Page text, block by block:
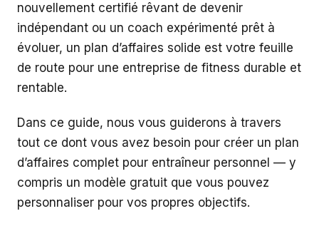
nouvellement certifié rêvant de devenir
indépendant ou un coach expérimenté prêt à
évoluer, un plan d’affaires solide est votre feuille
de route pour une entreprise de fitness durable et
rentable.
Dans ce guide, nous vous guiderons à travers
tout ce dont vous avez besoin pour créer un plan
d’affaires complet pour entraîneur personnel — y
compris un modèle gratuit que vous pouvez
personnaliser pour vos propres objectifs.